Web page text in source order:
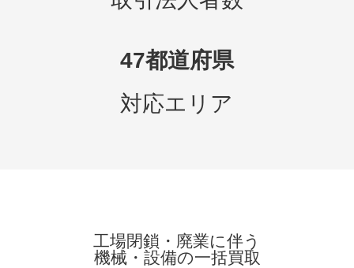
47都道府県
対応エリア
工場閉鎖・廃業に伴う
機械・設備の一括買取